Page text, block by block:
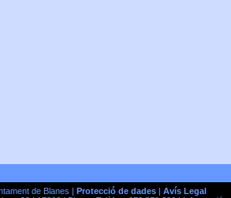
de Blanes | Protecció de dades| Avís Legal